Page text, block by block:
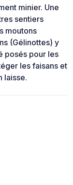
minier. Une
sentiers
moutons
(Gélinottes) y
posés pour les
les faisans et
laisse.